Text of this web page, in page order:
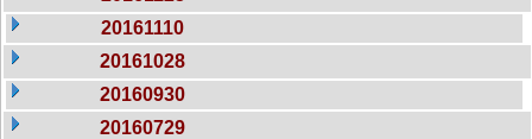
20161110
20161028
20160930
20160729